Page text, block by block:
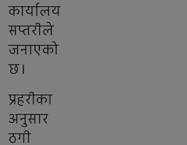
कार्यालय
सप्तरीले
जनाएको
छ।
प्रहरीका
अनुसार
ठगी